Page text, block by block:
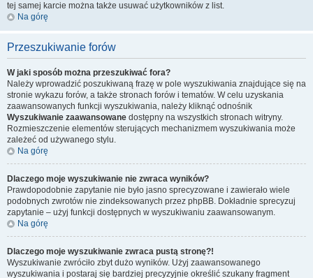
tej samej karcie można także usuwać użytkowników z list.
Na górę
Przeszukiwanie forów
W jaki sposób można przeszukiwać fora?
Należy wprowadzić poszukiwaną frazę w pole wyszukiwania znajdujące się na
stronie wykazu forów, a także stronach forów i tematów. W celu uzyskania
zaawansowanych funkcji wyszukiwania, należy kliknąć odnośnik
Wyszukiwanie zaawansowane dostępny na wszystkich stronach witryny.
Rozmieszczenie elementów sterujących mechanizmem wyszukiwania może
zależeć od używanego stylu.
Na górę
Dlaczego moje wyszukiwanie nie zwraca wyników?
Prawdopodobnie zapytanie nie było jasno sprecyzowane i zawierało wiele
podobnych zwrotów nie zindeksowanych przez phpBB. Dokładnie sprecyzuj
zapytanie – użyj funkcji dostępnych w wyszukiwaniu zaawansowanym.
Na górę
Dlaczego moje wyszukiwanie zwraca pustą stronę?!
Wyszukiwanie zwróciło zbyt dużo wyników. Użyj zaawansowanego
wyszukiwania i postaraj się bardziej precyzyjnie określić szukany fragment